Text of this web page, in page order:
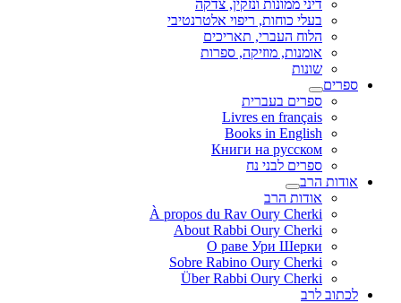
דיני ממונות ונזקין, צדקה
בעלי כוחות, ריפוי אלטרנטיבי
הלוח העברי, תאריכים
אומנות, מוזיקה, ספרות
שונות
ספרים
ספרים בעברית
Livres en français
Books in English
Книги на русском
ספרים לבני נח
אודות הרב
אודות הרב
À propos du Rav Oury Cherki
About Rabbi Oury Cherki
О раве Ури Шерки
Sobre Rabino Oury Cherki
Über Rabbi Oury Cherki
לכתוב לרב